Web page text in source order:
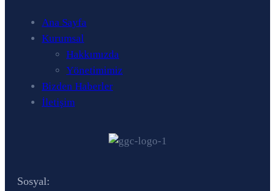
Ana Sayfa
Kurumsal
Hakkımızda
Yönetimimiz
Bizden Haberler
İletişim
Sosyal: